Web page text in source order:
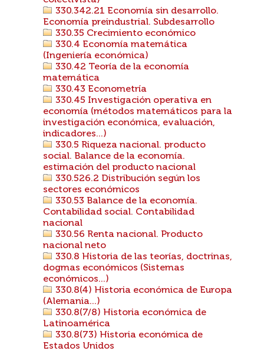
330.342.21 Economía sin desarrollo.
Economía preindustrial. Subdesarrollo
330.35 Crecimiento económico
330.4 Economía matemática
(Ingeniería económica)
330.42 Teoría de la economía
matemática
330.43 Econometría
330.45 Investigación operativa en
economía (métodos matemáticos para la
investigación económica, evaluación,
indicadores...)
330.5 Riqueza nacional. producto
social. Balance de la economía.
estimación del producto nacional
330.526.2 Distribución según los
sectores económicos
330.53 Balance de la economía.
Contabilidad social. Contabilidad
nacional
330.56 Renta nacional. Producto
nacional neto
330.8 Historia de las teorías, doctrinas,
dogmas económicos (Sistemas
económicos...)
330.8(4) Historia económica de Europa
(Alemania...)
330.8(7/8) Historia económica de
Latinoamérica
330.8(73) Historia económica de
Estados Unidos